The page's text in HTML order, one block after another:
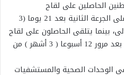
الحاصلين على لقاح
“سينوفارم” سوف يحصلون على الجرعة الثانية بعد 21 يوما (3
بينما يتلقى الحاصلون على لقاح
” استرازنيكا” جرعتهم الثانية بعد مرور 12 أسبوعا ( 3 أشهر ) من
الوحدات الصحية والمستشفيات